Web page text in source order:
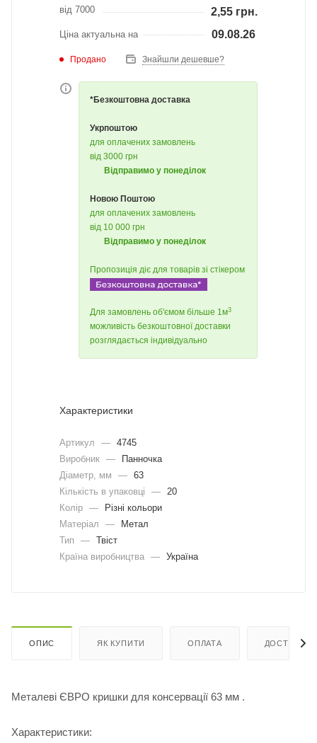
від 7000 2,55 грн.
Ціна актуальна на 09.08.26
Продано Знайшли дешевше?
*Безкоштовна доставка
Укрпоштою
для оплачених замовлень
від 3000 грн
Відправимо у понеділок
Новою Поштою
для оплачених замовлень
від 10 000 грн
Відправимо у понеділок
Пропозиція діє для товарів зі стікером
Для замовлень об'ємом більше 1м3
можливість безкоштовної доставки
розглядається індивідуально
Характеристики
Артикул — 4745
Виробник —
Панночка
Діаметр, мм
— 63
Кількість в упаковці
—
20
Колір —
Різні кольори
Матеріал
—
Метал
Тип
— Твіст
Країна виробництва — Україна
ОПИС ЯК КУПИТИ ОПЛАТА ДОСТАВКА
Металеві ЄВРО кришки для консервації 63 мм .
Характеристики: